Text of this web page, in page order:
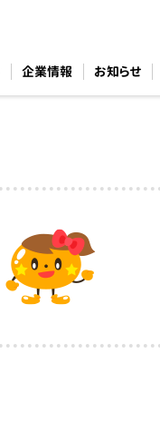
企業情報 お知らせ